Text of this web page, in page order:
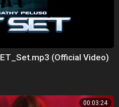
(Official Video)
00:03:24